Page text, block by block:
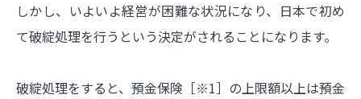
しかし、いよいよ経営が困難な状況になり、日本で初め
て破綻処理を行うという決定がされることになります。
破綻処理をすると、預金保険［※1］の上限額以上は預金